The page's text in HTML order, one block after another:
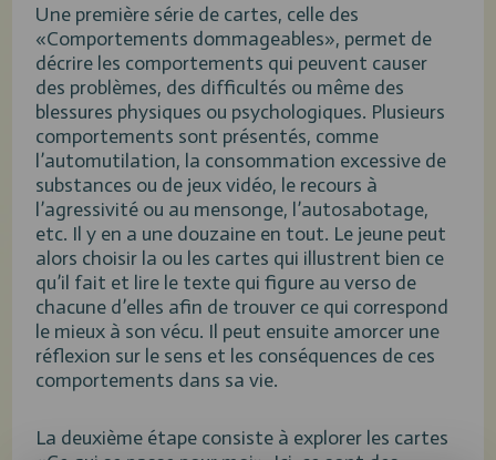
Une première série de cartes, celle des
«Comportements dommageables», permet de
décrire les comportements qui peuvent causer
des problèmes, des difficultés ou même des
blessures physiques ou psychologiques. Plusieurs
comportements sont présentés, comme
l’automutilation, la consommation excessive de
substances ou de jeux vidéo, le recours à
l’agressivité ou au mensonge, l’autosabotage,
etc. Il y en a une douzaine en tout. Le jeune peut
alors choisir la ou les cartes qui illustrent bien ce
qu’il fait et lire le texte qui figure au verso de
chacune d’elles afin de trouver ce qui correspond
le mieux à son vécu. Il peut ensuite amorcer une
réflexion sur le sens et les conséquences de ces
comportements dans sa vie.
La deuxième étape consiste à explorer les cartes